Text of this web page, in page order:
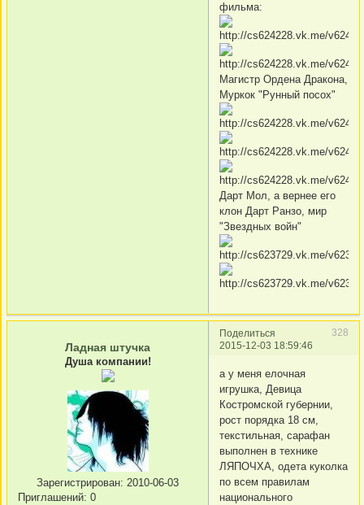
фильма:
Магистр Ордена Дракона,
Муркок "Рунный посох"
Дарт Мол, а вернее его
клон Дарт Ранзо, мир
"Звездных войн"
Поделиться
328
2015-12-03 18:59:46
Ладная штучка
Душа компании!
Зарегистрирован: 2010-06-03
Приглашений: 0
а у меня елочная
игрушка, Девица
Костромской губернии,
рост порядка 18 см,
текстильная, сарафан
выполнен в технике
ЛЯПОЧХА, одета куколка
по всем правилам
национального